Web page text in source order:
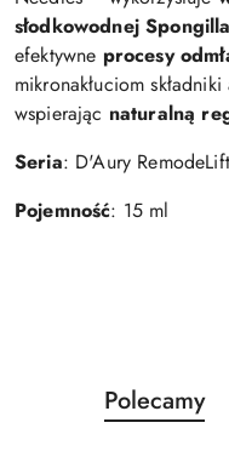
słodkowodnej
efektywne procesy
mikronakłuciom
wspierając naturalną
Seria: D'Aury
Pojemność: 15 ml
Pomiń karuzelę
Produkty
o
Polecamy